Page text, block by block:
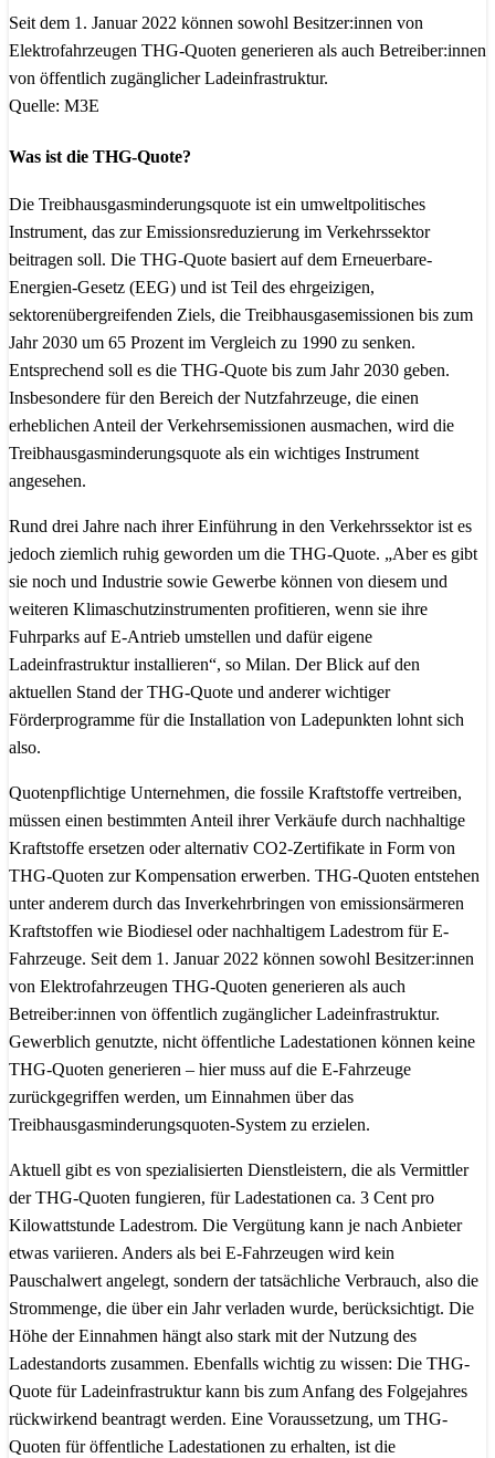
Seit dem 1. Januar 2022 können sowohl Besitzer:innen von
Elektrofahrzeugen THG-Quoten generieren als auch Betreiber:innen
von öffentlich zugänglicher Ladeinfrastruktur.
Quelle: M3E
Was ist die THG-Quote?
Die Treibhausgasminderungsquote ist ein umweltpolitisches
Instrument, das zur Emissionsreduzierung im Verkehrssektor
beitragen soll. Die THG-Quote basiert auf dem Erneuerbare-
Energien-Gesetz (EEG) und ist Teil des ehrgeizigen,
sektorenübergreifenden Ziels, die Treibhausgasemissionen bis zum
Jahr 2030 um 65 Prozent im Vergleich zu 1990 zu senken.
Entsprechend soll es die THG-Quote bis zum Jahr 2030 geben.
Insbesondere für den Bereich der Nutzfahrzeuge, die einen
erheblichen Anteil der Verkehrsemissionen ausmachen, wird die
Treibhausgasminderungsquote als ein wichtiges Instrument
angesehen.
Rund drei Jahre nach ihrer Einführung in den Verkehrssektor ist es
jedoch ziemlich ruhig geworden um die THG-Quote. „Aber es gibt
sie noch und Industrie sowie Gewerbe können von diesem und
weiteren Klimaschutzinstrumenten profitieren, wenn sie ihre
Fuhrparks auf E-Antrieb umstellen und dafür eigene
Ladeinfrastruktur installieren“, so Milan. Der Blick auf den
aktuellen Stand der THG-Quote und anderer wichtiger
Förderprogramme für die Installation von Ladepunkten lohnt sich
also.
Quotenpflichtige Unternehmen, die fossile Kraftstoffe vertreiben,
müssen einen bestimmten Anteil ihrer Verkäufe durch nachhaltige
Kraftstoffe ersetzen oder alternativ CO2-Zertifikate in Form von
THG-Quoten zur Kompensation erwerben. THG-Quoten entstehen
unter anderem durch das Inverkehrbringen von emissionsärmeren
Kraftstoffen wie Biodiesel oder nachhaltigem Ladestrom für E-
Fahrzeuge. Seit dem 1. Januar 2022 können sowohl Besitzer:innen
von Elektrofahrzeugen THG-Quoten generieren als auch
Betreiber:innen von öffentlich zugänglicher Ladeinfrastruktur.
Gewerblich genutzte, nicht öffentliche Ladestationen können keine
THG-Quoten generieren – hier muss auf die E-Fahrzeuge
zurückgegriffen werden, um Einnahmen über das
Treibhausgasminderungsquoten-System zu erzielen.
Aktuell gibt es von spezialisierten Dienstleistern, die als Vermittler
der THG-Quoten fungieren, für Ladestationen ca. 3 Cent pro
Kilowattstunde Ladestrom. Die Vergütung kann je nach Anbieter
etwas variieren. Anders als bei E-Fahrzeugen wird kein
Pauschalwert angelegt, sondern der tatsächliche Verbrauch, also die
Strommenge, die über ein Jahr verladen wurde, berücksichtigt. Die
Höhe der Einnahmen hängt also stark mit der Nutzung des
Ladestandorts zusammen. Ebenfalls wichtig zu wissen: Die THG-
Quote für Ladeinfrastruktur kann bis zum Anfang des Folgejahres
rückwirkend beantragt werden. Eine Voraussetzung, um THG-
Quoten für öffentliche Ladestationen zu erhalten, ist die